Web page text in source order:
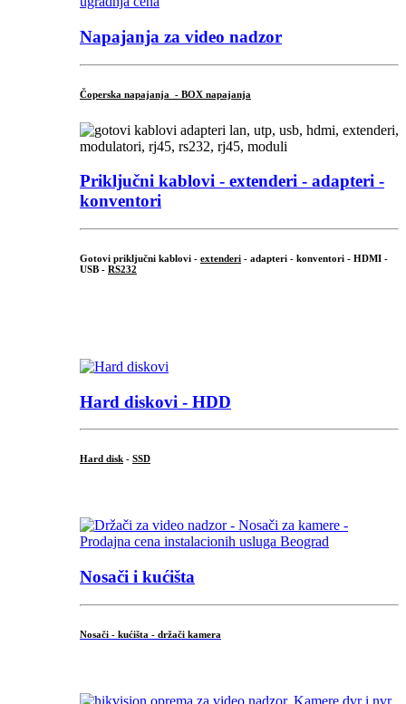
Napajanja za video nadzor
Čoperska napajanja - BOX napajanja
Priključni kablovi - extenderi - adapteri -
konventori
Gotovi priključni kablovi - extenderi - adapteri - konventori - HDMI -
USB - RS232
Hard diskovi - HDD
Hard disk - SSD
Nosači i kućišta
Nosači - kućišta - držači kamera